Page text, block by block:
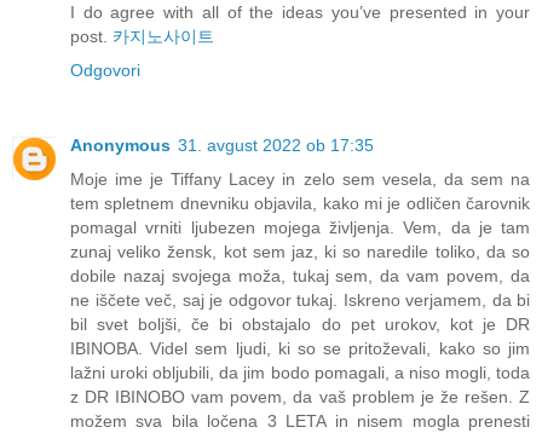
I do agree with all of the ideas you’ve presented in your
post. 카지노사이트
Odgovori
Anonymous 31. avgust 2022 ob 17:35
Moje ime je Tiffany Lacey in zelo sem vesela, da sem na
tem spletnem dnevniku objavila, kako mi je odličen čarovnik
pomagal vrniti ljubezen mojega življenja. Vem, da je tam
zunaj veliko žensk, kot sem jaz, ki so naredile toliko, da so
dobile nazaj svojega moža, tukaj sem, da vam povem, da
ne iščete več, saj je odgovor tukaj. Iskreno verjamem, da bi
bil svet boljši, če bi obstajalo do pet urokov, kot je DR
IBINOBA. Videl sem ljudi, ki so se pritoževali, kako so jim
lažni uroki obljubili, da jim bodo pomagali, a niso mogli, toda
z DR IBINOBO vam povem, da vaš problem je že rešen. Z
možem sva bila ločena 3 LETA in nisem mogla prenesti